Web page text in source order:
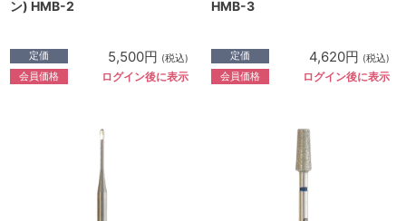
ン) HMB-2
定価 5,500円 (税込)
会員価格 ログイン後に表示
HMB-3
定価 4,620円 (税込)
会員価格 ログイン後に表示